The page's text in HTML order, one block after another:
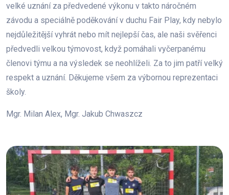
velké uznání za předvedené výkonu v takto náročném
závodu a speciálně poděkování v duchu Fair Play, kdy nebylo
nejdůležitější vyhrát nebo mít nejlepší čas, ale naši svěřenci
předvedli velkou týmovost, když pomáhali vyčerpanému
členovi týmu a na výsledek se neohlíželi. Za to jim patří velký
respekt a uznání. Děkujeme všem za výbornou reprezentaci
školy.
Mgr. Milan Alex, Mgr. Jakub Chwaszcz